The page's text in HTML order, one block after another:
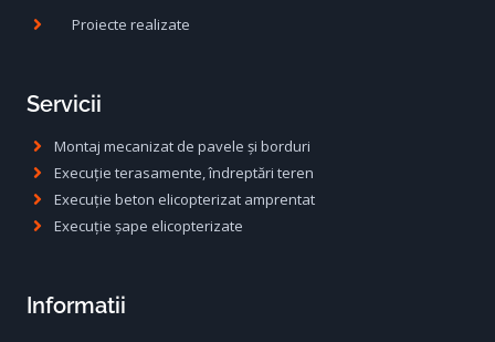
Proiecte realizate
Servicii
Montaj mecanizat de pavele și borduri
Execuție terasamente, îndreptări teren
Execuție beton elicopterizat amprentat
Execuție șape elicopterizate
Informatii